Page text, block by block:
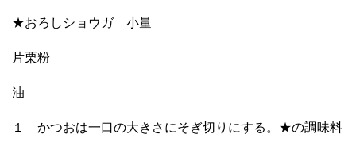
★おろしショウガ 小量
片栗粉
油
１ かつおは一口の大きさにそぎ切りにする。★の調味料